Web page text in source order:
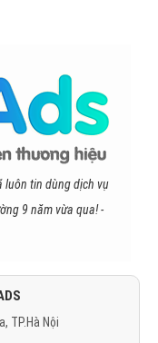
luôn tin dùng dịch vụ
9 năm vừa qua! -
TP.Hà Nội